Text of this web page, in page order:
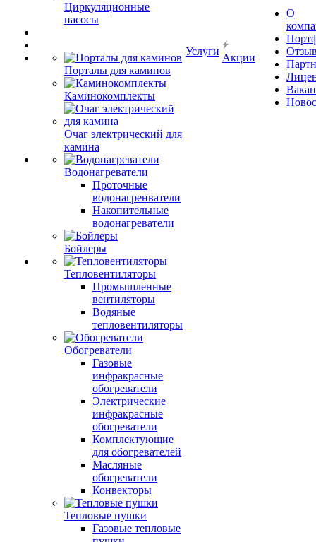
Циркуляционные
насосы
Порталы для каминов
Каминокомплекты
Очаг электрический для
камина
Водонагреватели
Проточные
водонагренватели
Накопительные
водонагреватели
Бойлеры
Тепловентиляторы
Промышленные
вентиляторы
Водяные
тепловентиляторы
Обогреватели
Газовые
инфракрасные
обогреватели
Электрические
инфракрасные
обогреватели
Комплектующие
для обогревателей
Масляные
обогреватели
Конвекторы
Тепловые пушки
Газовые тепловые
Услуги
Акции
О